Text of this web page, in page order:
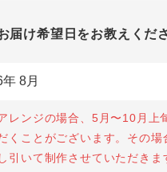
届け希望日をお教えくだ
レンジの場合、5月〜10月上
くことがございます。その
引いて制作させていただきま